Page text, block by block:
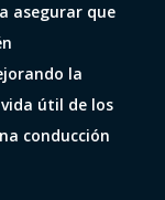
asegurar que
la
útil de los
conducción